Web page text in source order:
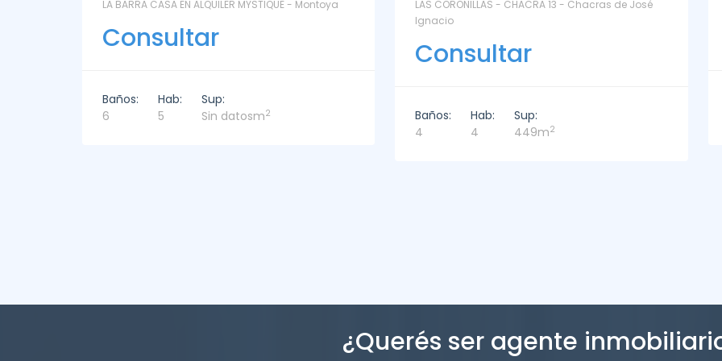
LAS CORONILLAS - CHACRA 13 - Chacras de José
Consultar
Baños:
Hab:
Sup:
La Paz Santa Monica - Santa Mónica
Consultar
2
3
221m
¿Querés ser agente